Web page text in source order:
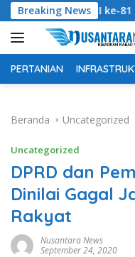
Langsung
ke
konten
Breaking News
RI ke-81 Tahun 2026
PERTANIAN
Beranda Uncategorized
Uncategorized
DPRD dan
Dinilai Gagal
Rakyat
Nusantara News
September 24, 2020